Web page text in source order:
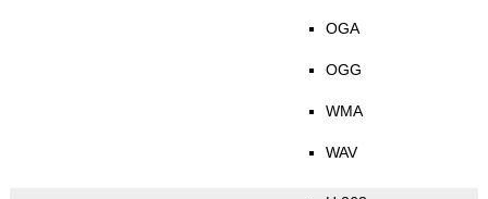
OGA
OGG
WMA
WAV